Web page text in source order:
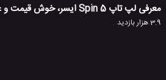
معرفی لپ تاپ Spin 5 ایسر، خوش قیمت و عالی
3.9 هزار بازدید